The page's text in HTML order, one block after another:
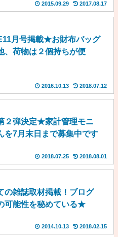
2015.09.29 2017.08.17
月号掲載★お財布バッグ
、荷物は２個持ちが便
2016.10.13 2018.07.12
２弾決定★家計管理モニ
を7月末日まで募集中です
2018.07.25 2018.08.01
の雑誌取材掲載！ブログ
可能性を秘めている★
2014.10.13 2018.02.15